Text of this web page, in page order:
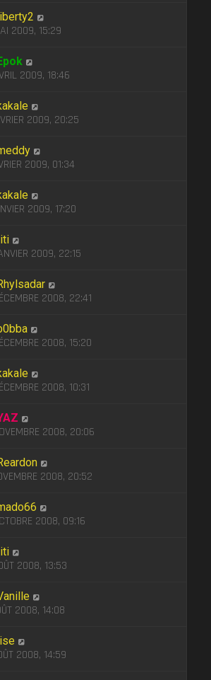
2009, 15:29
2009, 18:46
2009, 20:25
2009, 01:34
2009, 17:20
2009, 22:15
2008, 22:41
2008, 15:20
2008, 10:31
2008, 20:06
2008, 20:52
2008, 09:16
2008, 13:53
2008, 14:08
2008, 14:59